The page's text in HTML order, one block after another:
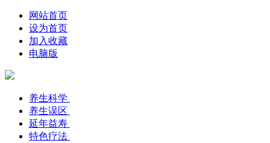
网站首页
设为首页
加入收藏
电脑版
养生科学
养生误区
延年益寿
特色疗法